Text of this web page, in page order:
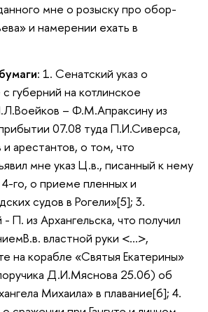
мне о розыску про обор-
и намерении ехать в
: 1. Сенатский указ о
губерний на котлинское
– Ф.М.Апраксину из
07.08 туда П.И.Сиверса,
арестантов, о том, что
мне указ Ц.в., писанный к нему
4-го, о приеме пленных и
судов в Рогели»[5]; 3.
П. из Архангельска, что получил
властной руки <…>,
на корабле «Святыя Екатерины»
Д.И.Мяснова 25.06) об
Михаила» в плавание[6]; 4.